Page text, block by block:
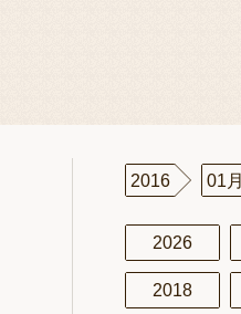
2016 01月
2026
2018